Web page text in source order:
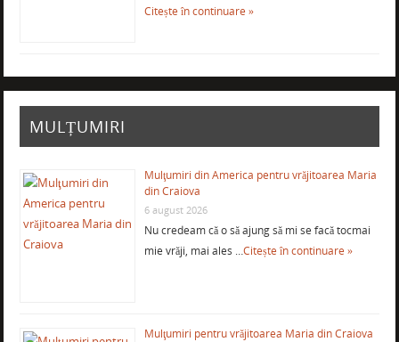
Citește în continuare »
MULȚUMIRI
Mulţumiri din America pentru vrăjitoarea Maria
din Craiova
6 august 2026
Nu credeam că o să ajung să mi se facă tocmai
mie vrăji, mai ales …Citește în continuare »
Mulţumiri pentru vrăjitoarea Maria din Craiova